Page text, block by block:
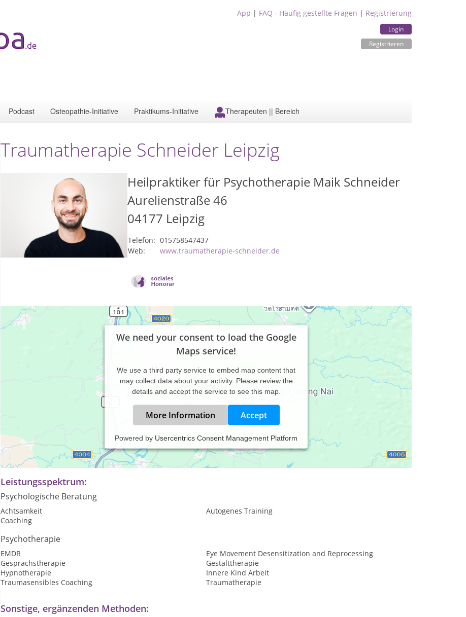
App | FAQ - Häufig gestellte Fragen | Registrierung
Login
Registrieren
Podcast Osteopathie-Initiative Praktikums-Initiative Therapeuten || Bereich
Traumatherapie Schneider Leipzig
Heilpraktiker für Psychotherapie Maik Schneider
Aurelienstraße 46
04177 Leipzig
Telefon: 015758547437
Web:
www.traumatherapie-schneider.de
We need your consent to load the Google
Maps service!
We use a third party service to embed map content that
may collect data about your activity. Please review the
details and accept the service to see this map.
More Information Accept
Powered by Usercentrics Consent Management Platform
In meiner Praxis für Psycho-, Traumatherapie & Coaching unterstütze ich Sie in schwierigen Lebenssituationen durch
kurz- oder längerfristige Begleitung.
Leistungsspektrum:
Psychologische Beratung
Achtsamkeit
Autogenes Training
Coaching
Psychotherapie
EMDR
Eye Movement Desensitization and Reprocessing
Gesprächstherapie
Gestalttherapie
Hypnotherapie
Innere Kind Arbeit
Traumasensibles Coaching
Traumatherapie
Sonstige, ergänzenden Methoden: